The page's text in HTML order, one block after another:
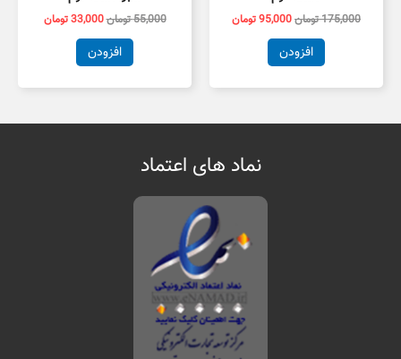
175,000تومان95,000تومان
افزودن
55,000تومان33,000تومان
افزودن
نماد های اعتماد